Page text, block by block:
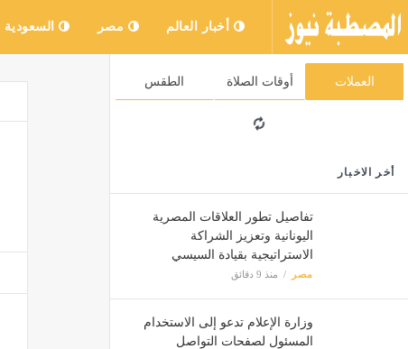
أخبار العالم مصر السعودية
العملات أوقات الصلاة الطقس
أخر الاخبار
تفاصيل تطور العلاقات المصرية
اليونانية وتعزيز الشراكة
الاستراتيجية بقيادة السيسي
مصر منذ 9 دقائق
وزارة الإعلام تدعو إلى الاستخدام
المسئول لصفحات التواصل